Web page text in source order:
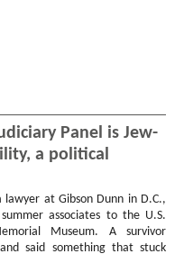
Panel is Jew-
a political
lawyer at Gibson Dunn in D.C.,
associates to the U.S.
Museum. A survivor
said something that stuck